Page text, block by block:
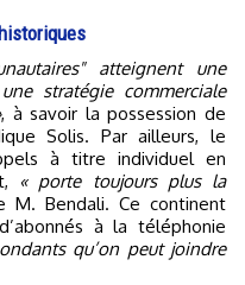
atteignent une
stratégie commerciale
, à savoir la possession de
Solis. Par ailleurs, le
à titre individuel en
« porte toujours plus la
M. Bendali. Ce continent
à la téléphonie
qu’on peut joindre